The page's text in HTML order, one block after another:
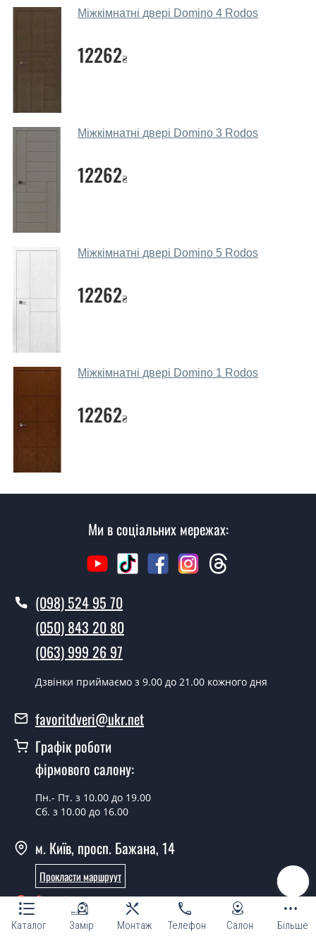
Каталог Замір Монтаж Телефон Салон Більше
Чи допомагаєте ви вибрати дверні
полотна?
салоні-магазині.
ваших міжкімнатних дверей?
МДФ, вся конструкція виходить дуже міцною та
Які дверні полотна порадите?
дверних полотен проводиться індивідуально для
кожного відвідувача.
Так, робимо. Наші фахівці можуть зробити замір та
консультації Ви можете оформити заявку, не
Ви робите установку дверних
Так робимо. Монтаж дверних полотен проводиться
згідно з чергою, у всі дні крім неділі.
Скільки коштує встановлення дверей
Flat BLK напівскло?
1800 грн.
Можна на сьогодні викликати
замірника?
У вас є в наявності готові дверні
Так, ми маємо великий асортимент готових дверних
полотен.
Ви робите нестандартні міжкімнатні
двері?
Міжкімнатні двері Domino 4 Rodos
12262₴
Міжкімнатні двері Domino 3 Rodos
12262₴
Міжкімнатні двері Domino 5 Rodos
12262₴
Міжкімнатні двері Domino 1 Rodos
12262₴
Ми в соціальних мережах:
(098) 524 95 70
(050) 843 20 80
(063) 999 26 97
Дзвінки приймаємо з 9.00 до 21.00 кожного дня
favoritdveri@ukr.net
Графік роботи
фірмового салону:
Пн.- Пт. з 10.00 до 19.00
Сб. з 10.00 до 16.00
м. Київ, просп. Бажана, 14
Прокласти маршруут
Онлайн консультант